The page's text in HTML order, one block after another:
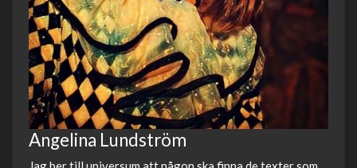
Angelina Lundström